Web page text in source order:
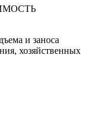
и заноса
хозяйственных